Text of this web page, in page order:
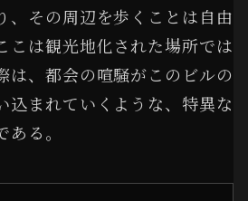
、その周辺を歩くことは自由
こは観光地化された場所では
は、都会の喧騒がこのビルの
込まれていくような、特異な
る。